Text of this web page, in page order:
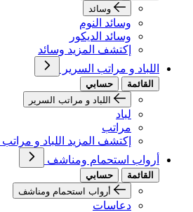
وسائد
وسائد النوم
وسائد الديكور
إكتشف المزيد وسائد
اللباد و مراتب السرير
القائمة
حسابي
اللباد و مراتب السرير
لباد
مراتب
إكتشف المزيد اللباد و مراتب
أرواب استحمام ومناشف
القائمة
حسابي
أرواب استحمام ومناشف
دعاسات